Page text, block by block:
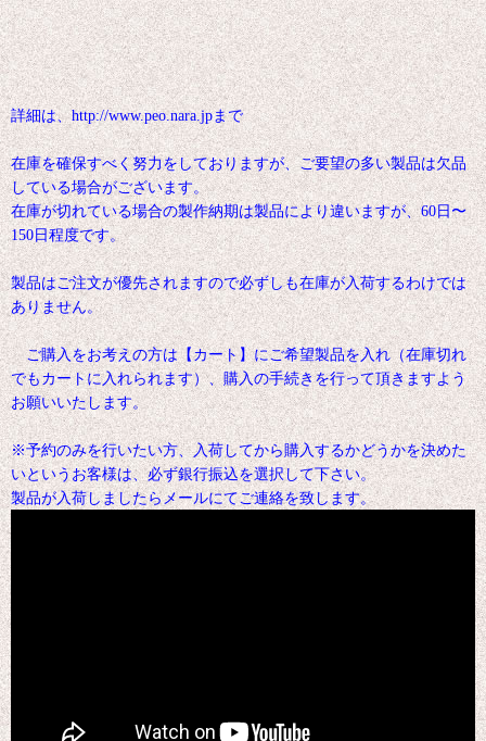
詳細は、http://www.peo.nara.jpまで
在庫を確保すべく努力をしておりますが、ご要望の多い製品は欠品
している場合がございます。
在庫が切れている場合の製作納期は製品により違いますが、60日〜
150日程度です。
製品はご注文が優先されますので必ずしも在庫が入荷するわけでは
ありません。
ご購入をお考えの方は【カート】にご希望製品を入れ（在庫切れ
でもカートに入れられます）、購入の手続きを行って頂きますよう
お願いいたします。
※予約のみを行いたい方、入荷してから購入するかどうかを決めた
いというお客様は、必ず銀行振込を選択して下さい。
製品が入荷しましたらメールにてご連絡を致します。